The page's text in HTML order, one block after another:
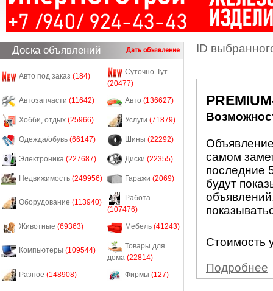
Доска объявлений Дать объявление
Авто под заказ (184)
Суточно-Тут
(20477)
Автозапчасти (11642) Авто (136627)
Хобби, отдых (25966) Услуги (71879)
Одежда/обувь (66147) Шины (22292)
Электроника (227687) Диски (22355)
Недвижимость (249956) Гаражи (2069)
Оборудование (113940)
Работа
(107476)
Животные (69363) Мебель (41243)
Компьютеры (109544)
Товары для
дома (22814)
Разное (148908) Фирмы (127)
ID
самом
последние
будут
Стоимость
Подробнее